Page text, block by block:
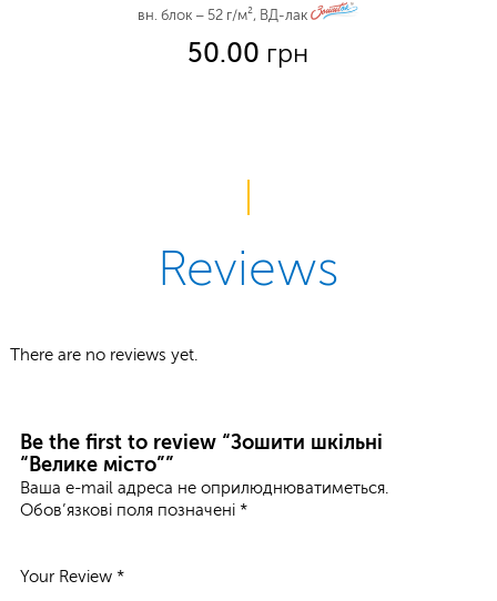
вн. блок – 52 г/м², ВД-лак
50.00 грн
Reviews
There are no reviews yet.
Be the first to review “Зошити шкільні
“Велике місто””
Ваша e-mail адреса не оприлюднюватиметься.
Обов’язкові поля позначені *
Your Review *